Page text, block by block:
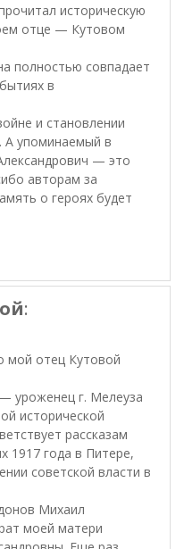
историческую
отце — Кутовом
полностью совпадает
в
и становлении
А упоминаемый в
— это
авторам за
о героях будет
:
мой отец Кутовой
уроженец г. Мелеуза
исторической
рассказам
1917 года в Питере,
советской власти в
Михаил
моей матери